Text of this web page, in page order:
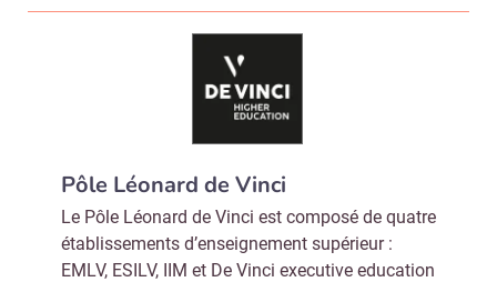
Pôle Léonard de Vinci
Le Pôle Léonard de Vinci est composé de quatre
établissements d’enseignement supérieur :
EMLV, ESILV, IIM et De Vinci executive education